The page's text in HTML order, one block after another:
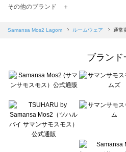
TSUHARU by Samansa Mos2（ツハルバイサ
Samansa Mos2 blue（サマンサモスモス ブル
sō4ū（ソウフォーユー）のルームウェア一覧
Te chichi（テチチ）のルームウェア一覧
Te chichi CLASSIC（テチチ クラシック）のル
Lugnoncure（ルノンキュール）のルームウェ
BETTY'S BLUE（べティーズブルー）のルー
Wpc.（ワールドパーティー）のルームウェア一
その他のブランド ＋
Samansa Mos2 Lagom ルームウェア 通常
ブランド